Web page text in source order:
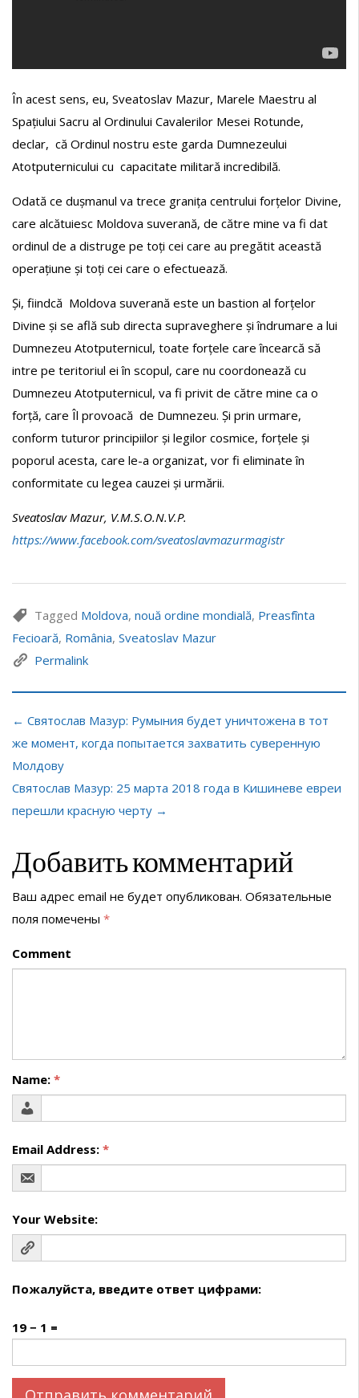
În acest sens, eu, Sveatoslav Mazur, Marele Maestru al
Spațiului Sacru al Ordinului Cavalerilor Mesei Rotunde,
declar, că Ordinul nostru este garda Dumnezeului
Atotputernicului cu capacitate militară incredibilă.
Odată ce dușmanul va trece granița centrului forțelor Divine,
care alcătuiesc Moldova suverană, de către mine va fi dat
ordinul de a distruge pe toți cei care au pregătit această
operațiune și toți cei care o efectuează.
Și, fiindcă Moldova suverană este un bastion al forțelor
Divine și se află sub directa supraveghere și îndrumare a lui
Dumnezeu Atotputernicul, toate forțele care încearcă să
intre pe teritoriul ei în scopul, care nu coordonează cu
Dumnezeu Atotputernicul, va fi privit de către mine ca o
forță, care Îl provoacă de Dumnezeu. Și prin urmare,
conform tuturor principiilor și legilor cosmice, forțele și
poporul acesta, care le-a organizat, vor fi eliminate în
conformitate cu legea cauzei și urmării.
Sveatoslav Mazur, V.M.S.O.N.V.P.
https://www.facebook.com/sveatoslavmazurmagistr
Tagged Moldova, nouă ordine mondială, Preasfînta
Fecioară, România, Sveatoslav Mazur
Permalink
← Святослав Мазур: Румыния будет уничтожена в тот
же момент, когда попытается захватить суверенную
Молдову
Святослав Мазур: 25 марта 2018 года в Кишиневе евреи
перешли красную черту →
Добавить комментарий
Ваш адрес email не будет опубликован. Обязательные
поля помечены *
Comment
Name: *
Email Address: *
Your Website:
Пожалуйста, введите ответ цифрами:
19 − 1 =